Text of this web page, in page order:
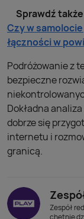
Sprawdź
Czy w
łączności w
Podróżowanie z
bezpieczne
Dokładna
dobrze się
internetu i
granicą.
Zespół
chętnie